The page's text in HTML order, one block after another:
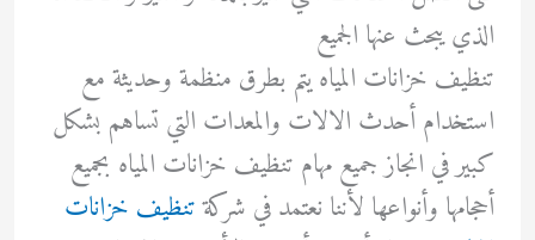
الذي يبحث عنها الجميع
تنظيف خزانات المياه يتم بطرق منظمة وحديثة مع
استخدام أحدث الالات والمعدات التي تساهم بشكل
كبير في انجاز جميع مهام تنظيف خزانات المياه بجميع
أحجامها وأنواعها لأننا نعتمد في شركةتنظيف خزانات